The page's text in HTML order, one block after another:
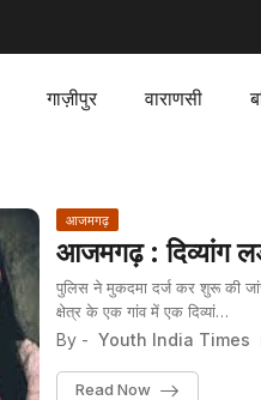
गाज़ीपुर वाराणसी
आजमगढ़
आजमगढ़ : दिव्यांग
पुलिस ने मुकदमा दर्ज कर शुरू की
क्षेत्र के एक गांव में एक दिव्यां…
By - Youth India Times
Read Now